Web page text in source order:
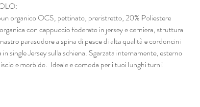
organico OCS, pettinato, preristretto, 20% Poliestere
con cappuccio foderato in jersey e cerniera, struttura
parasudore a spina di pesce di alta qualità e cordoncini
single Jersey sulla schiena. Sgarzata internamente, esterno
e morbido. Ideale e comoda per i tuoi lunghi turni!